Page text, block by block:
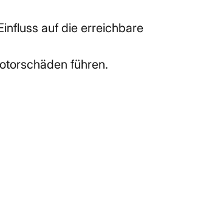
auf die erreichbare
führen.